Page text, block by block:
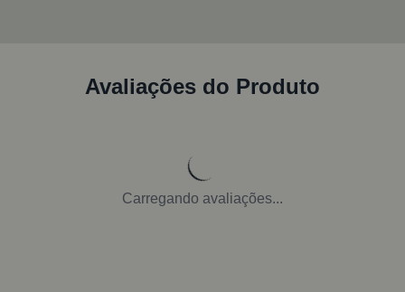
Avaliações do Produto
Carregando avaliações...